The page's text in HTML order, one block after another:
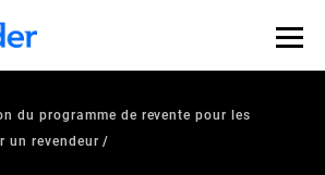
du programme de revente pour les
un revendeur